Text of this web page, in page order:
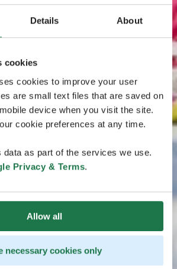
Details About
cookies
cookies to improve your user
are small text files that are saved on
device when you visit the site.
cookie preferences at any time.
data as part of the services we use.
Privacy & Terms.
Allow all
necessary cookies only